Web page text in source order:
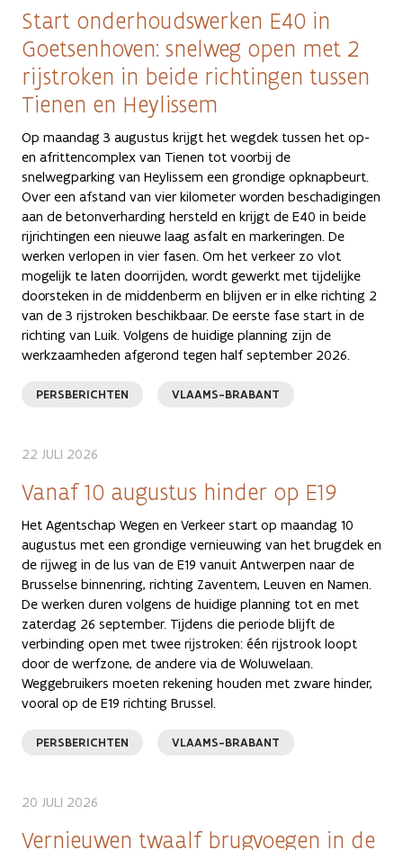
Start onderhoudswerken E40 in
Goetsenhoven: snelweg open met 2
rijstroken in beide richtingen tussen
Tienen en Heylissem
Op maandag 3 augustus krijgt het wegdek tussen het op-
en afrittencomplex van Tienen tot voorbij de
snelwegparking van Heylissem een grondige opknapbeurt.
Over een afstand van vier kilometer worden beschadigingen
aan de betonverharding hersteld en krijgt de E40 in beide
rijrichtingen een nieuwe laag asfalt en markeringen. De
werken verlopen in vier fasen. Om het verkeer zo vlot
mogelijk te laten doorrijden, wordt gewerkt met tijdelijke
doorsteken in de middenberm en blijven er in elke richting 2
van de 3 rijstroken beschikbaar. De eerste fase start in de
richting van Luik. Volgens de huidige planning zijn de
werkzaamheden afgerond tegen half september 2026.
PERSBERICHTEN VLAAMS-BRABANT
22 JULI 2026
Vanaf 10 augustus hinder op E19
Het Agentschap Wegen en Verkeer start op maandag 10
augustus met een grondige vernieuwing van het brugdek en
de rijweg in de lus van de E19 vanuit Antwerpen naar de
Brusselse binnenring, richting Zaventem, Leuven en Namen.
De werken duren volgens de huidige planning tot en met
zaterdag 26 september. Tijdens die periode blijft de
verbinding open met twee rijstroken: één rijstrook loopt
door de werfzone, de andere via de Woluwelaan.
Weggebruikers moeten rekening houden met zware hinder,
vooral op de E19 richting Brussel.
PERSBERICHTEN VLAAMS-BRABANT
20 JULI 2026
Vernieuwen twaalf brugvoegen in de